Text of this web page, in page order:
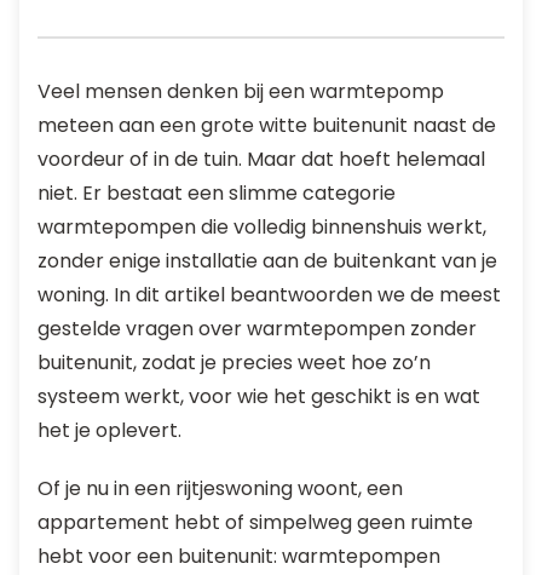
Veel mensen denken bij een warmtepomp
meteen aan een grote witte buitenunit naast de
voordeur of in de tuin. Maar dat hoeft helemaal
niet. Er bestaat een slimme categorie
warmtepompen die volledig binnenshuis werkt,
zonder enige installatie aan de buitenkant van je
woning. In dit artikel beantwoorden we de meest
gestelde vragen over warmtepompen zonder
buitenunit, zodat je precies weet hoe zo’n
systeem werkt, voor wie het geschikt is en wat
het je oplevert.
Of je nu in een rijtjeswoning woont, een
appartement hebt of simpelweg geen ruimte
hebt voor een buitenunit: warmtepompen